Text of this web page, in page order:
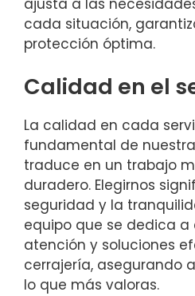
cada situación,
protección óptima.
Calidad en el
La calidad en cada
fundamental de
traduce en un trabajo
duradero. Elegirnos
seguridad y la
equipo que se dedica
atención y soluciones
cerrajería, asegurando
lo que más valoras.